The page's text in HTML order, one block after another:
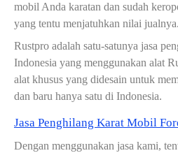
mobil Anda karatan dan sudah
yang tentu menjatuhkan nilai jualnya.
Rustpro adalah satu-satunya jasa
Indonesia yang menggunakan alat
alat khusus yang didesain untuk
dan baru hanya satu di Indonesia.
Jasa Penghilang Karat Mobil
Dengan menggunakan jasa kami,